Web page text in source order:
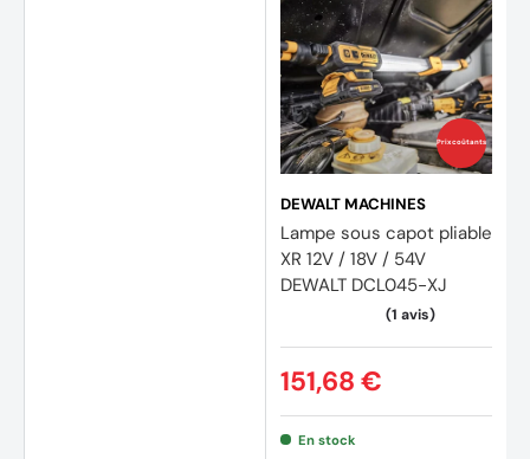
Prix coûtants
DEWALT MACHINES
Lampe sous capot pliable
XR 12V / 18V / 54V
DEWALT DCL045-XJ
151,68 €
En stock